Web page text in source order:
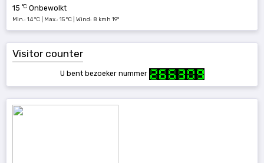
15 °C Onbewolkt
Min.: 14 °C | Max.: 15 °C | Wind: 8 kmh 19°
Visitor counter
U bent bezoeker nummer